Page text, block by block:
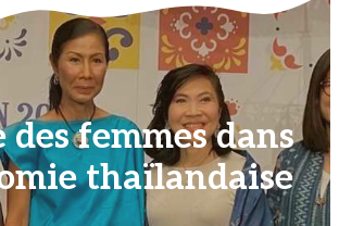
des femmes dans
thaïlandaise